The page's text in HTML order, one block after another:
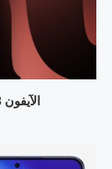
الآيفون 18 برو: لونٌ جديد يلوّن المستقبل.